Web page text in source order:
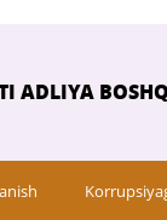
ADLIYA